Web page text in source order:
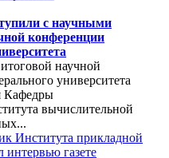
с научными
конференции
научной
университета
Кафедры
вычислительной